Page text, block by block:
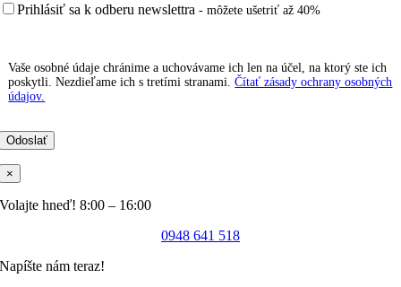
Prihlásiť sa k odberu newslettra - môžete ušetriť až 40%
Vaše osobné údaje chránime a uchovávame ich len na účel, na ktorý ste ich
poskytli. Nezdieľame ich s tretími stranami.Čítať zásady ochrany osobných
údajov.
×
Volajte hneď! 8:00 – 16:00
0948 641 518
Napíšte nám teraz!